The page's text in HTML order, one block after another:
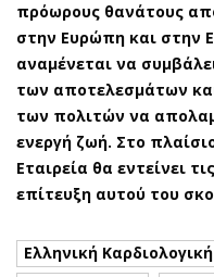
πρόωρους θανάτους
στην Ευρώπη και στην
αναμένεται να
των αποτελεσμάτων
των πολιτών να
ενεργή ζωή. Στο
Εταιρεία θα εντείνει
επίτευξη αυτού του
Ελληνική